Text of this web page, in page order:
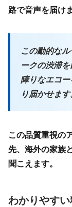
路で音声を届けま
この動的な
ークの渋滞
障りなエコ
り届かせます
この品質重視の
先、海外の家族
聞こえます。
わかりやす